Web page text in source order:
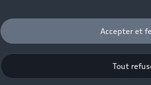
Accepter et
Tout